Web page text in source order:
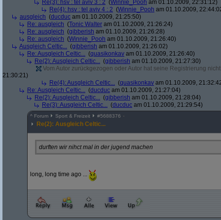
Re(3): hsv : tel aviv 3 : 2 (Winnie_Pooh am 01.10.2009, 22:31:12)
Re(4): hsv : tel aviv 4 : 2 (Winnie_Pooh am 01.10.2009,
ausgleich (ducduc am 01.10.2009, 21:25:50)
Re: ausgleich (Tonic Walter am 01.10.2009, 21:26:24)
Re: ausgleich (gibberish am 01.10.2009, 21:26:28)
Re: ausgleich (Winnie_Pooh am 01.10.2009, 21:26:40)
Ausgleich Celtic... (gibberish am 01.10.2009, 21:26:02)
Re: Ausgleich Celtic... (quasikonkav am 01.10.2009, 21:26:40)
Re(2): Ausgleich Celtic... (gibberish am 01.10.2009, 21:27:30)
Vom Autor zurückgezogen oder Autor hat seine Registrierung
21:30:21)
Re(4): Ausgleich Celtic... (quasikonkav am 01.10.2009,
Re: Ausgleich Celtic... (ducduc am 01.10.2009, 21:27:04)
Re(2): Ausgleich Celtic... (gibberish am 01.10.2009, 21:28:04)
Re(3): Ausgleich Celtic... (ducduc am 01.10.2009, 21:29:54)
^ Forum Sport & Freizeit #5688376
Re(2): Ausgleich Celtic...
durften wir nihct mal in der jugend machen
long, long time ago ...